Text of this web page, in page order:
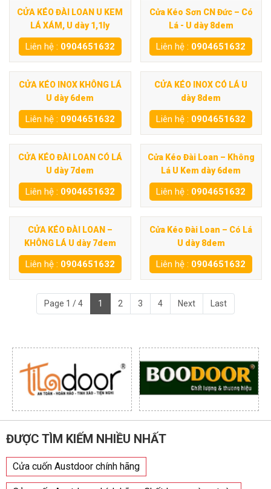
CỬA KÉO ĐÀI LOAN U KEM
LÁ XÁM, U dày 1,1ly
Liên hệ : 0904651632
Cửa Kéo Sơn CN Đức – Có
Lá - U dày 8dem
Liên hệ : 0904651632
CỬA KÉO INOX KHÔNG LÁ
U dày 6dem
Liên hệ : 0904651632
CỬA KÉO INOX CÓ LÁ U
dày 8dem
Liên hệ : 0904651632
CỬA KÉO ĐÀI LOAN CÓ LÁ
U dày 7dem
Liên hệ : 0904651632
Cửa Kéo Đài Loan – Không
Lá U Kem dày 6dem
Liên hệ : 0904651632
CỬA KÉO ĐÀI LOAN –
KHÔNG LÁ U dày 7dem
Liên hệ : 0904651632
Cửa Kéo Đài Loan – Có Lá
U dày 8dem
Liên hệ : 0904651632
Page 1 / 4 1 2 3 4 Next Last
ĐƯỢC TÌM KIẾM NHIỀU NHẤT
Cửa cuốn Austdoor chính hãng